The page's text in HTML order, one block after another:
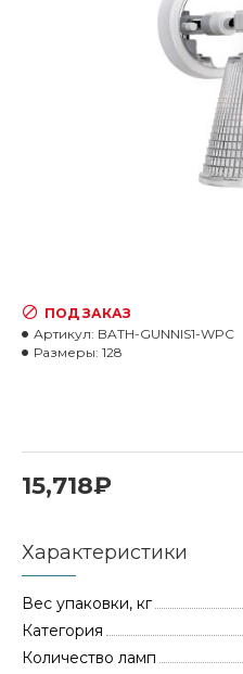
15,718₽
ПОД ЗАКАЗ
Артикул: BATH-GUNNIS1-WPC
Размеры: 128
Характеристики
Вес упаковки, кг
Категория
Количество ламп